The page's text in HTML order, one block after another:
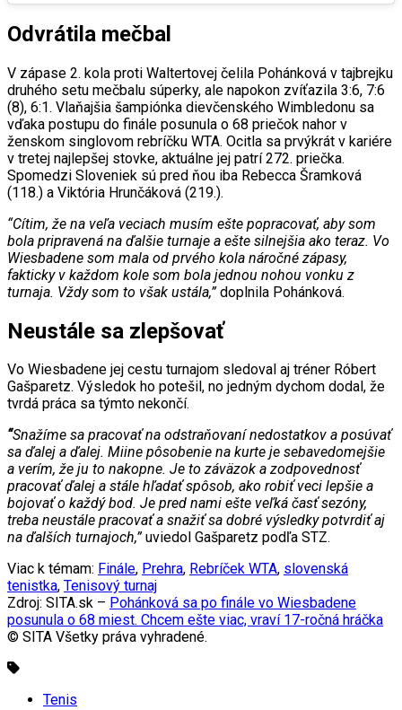
Odvrátila mečbal
V zápase 2. kola proti Waltertovej čelila Pohánková v tajbrejku
druhého setu mečbalu súperky, ale napokon zvíťazila 3:6, 7:6
(8), 6:1. Vlaňajšia šampiónka dievčenského Wimbledonu sa
vďaka postupu do finále posunula o 68 priečok nahor v
ženskom singlovom rebríčku WTA. Ocitla sa prvýkrát v kariére
v tretej najlepšej stovke, aktuálne jej patrí 272. priečka.
Spomedzi Sloveniek sú pred ňou iba Rebecca Šramková
(118.) a Viktória Hrunčáková (219.).
“Cítim, že na veľa veciach musím ešte popracovať, aby som
bola pripravená na ďalšie turnaje a ešte silnejšia ako teraz. Vo
Wiesbadene som mala od prvého kola náročné zápasy,
fakticky v každom kole som bola jednou nohou vonku z
turnaja. Vždy som to však ustála,”doplnila Pohánková.
Neustále sa zlepšovať
Vo Wiesbadene jej cestu turnajom sledoval aj tréner Róbert
Gašparetz. Výsledok ho potešil, no jedným dychom dodal, že
tvrdá práca sa týmto nekončí.
“Snažíme sa pracovať na odstraňovaní nedostatkov a posúvať
sa ďalej a ďalej. Miine pôsobenie na kurte je sebavedomejšie
a verím, že ju to nakopne. Je to záväzok a zodpovednosť
pracovať ďalej a stále hľadať spôsob, ako robiť veci lepšie a
bojovať o každý bod. Je pred nami ešte veľká časť sezóny,
treba neustále pracovať a snažiť sa dobré výsledky potvrdiť aj
na ďalších turnajoch,”uviedol Gašparetz podľa STZ.
Viac k témam: Finále, Prehra, Rebríček WTA, slovenská
tenistka, Tenisový turnaj
Zdroj: SITA.sk – Pohánková sa po finále vo Wiesbadene
posunula o 68 miest. Chcem ešte viac, vraví 17-ročná hráčka
© SITA Všetky práva vyhradené.
Tenis